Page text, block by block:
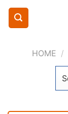
Chuyển
nội
HOME /